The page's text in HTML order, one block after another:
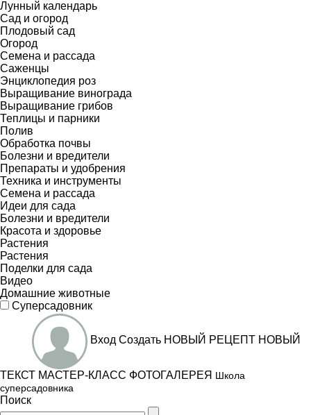
Лунный календарь
Сад и огород
Плодовый сад
Огород
Семена и рассада
Саженцы
Энциклопедия роз
Выращивание винограда
Выращивание грибов
Теплицы и парники
Полив
Обработка почвы
Болезни и вредители
Препараты и удобрения
Техника и инструменты
Семена и рассада
Идеи для сада
Болезни и вредители
Красота и здоровье
Растения
Растения
Поделки для сада
Видео
Домашние животные
Суперсадовник
Вход Создать НОВЫЙ РЕЦЕПТ НОВЫЙ
ТЕКСТ МАСТЕР-КЛАСС ФОТОГАЛЕРЕЯ Школа
суперсадовника
Поиск